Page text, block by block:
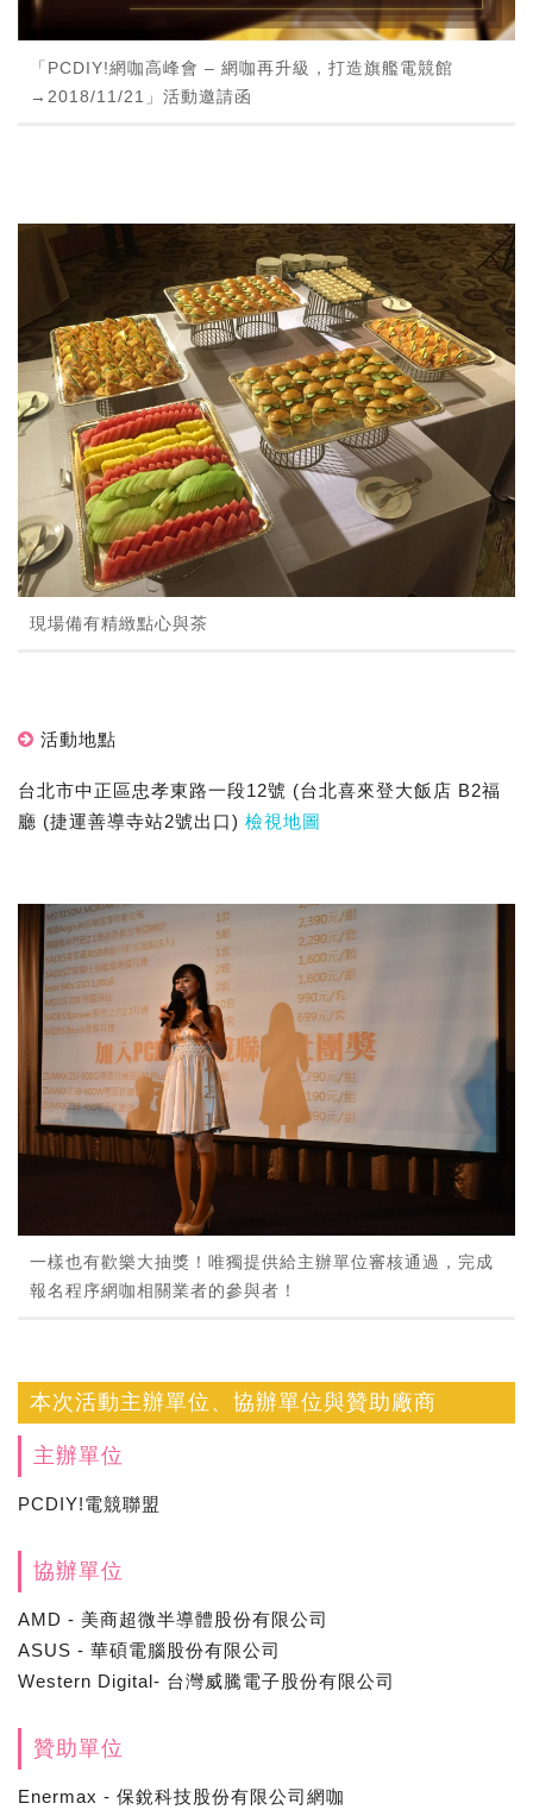
「PCDIY!網咖高峰會 – 網咖再升級，打造旗艦電競館
→2018/11/21」活動邀請函
現場備有精緻點心與茶
活動地點
台北市中正區忠孝東路一段12號 (台北喜來登大飯店 B2福
廳 (捷運善導寺站2號出口) 檢視地圖
一樣也有歡樂大抽獎！唯獨提供給主辦單位審核通過，完成
報名程序網咖相關業者的參與者！
本次活動主辦單位、協辦單位與贊助廠商
主辦單位
PCDIY!電競聯盟
協辦單位
AMD - 美商超微半導體股份有限公司
ASUS - 華碩電腦股份有限公司
Western Digital- 台灣威騰電子股份有限公司
贊助單位
Enermax - 保銳科技股份有限公司網咖